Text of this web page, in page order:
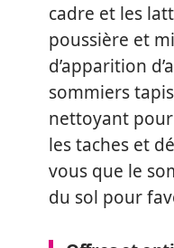
cadre et les
poussière et
d’apparition
sommiers
nettoyant
les taches et
vous que le
du sol pour